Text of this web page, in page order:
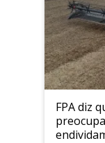
FPA diz